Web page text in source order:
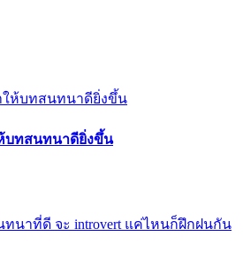
บทสนทนาดียิ่งขึ้น